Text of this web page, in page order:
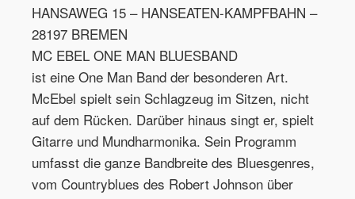
HANSAWEG 15 – HANSEATEN-KAMPFBAHN –
28197 BREMEN
MC EBEL ONE MAN BLUESBAND
ist eine One Man Band der besonderen Art.
McEbel spielt sein Schlagzeug im Sitzen, nicht
auf dem Rücken. Darüber hinaus singt er, spielt
Gitarre und Mundharmonika. Sein Programm
umfasst die ganze Bandbreite des Bluesgenres,
vom Countryblues des Robert Johnson über